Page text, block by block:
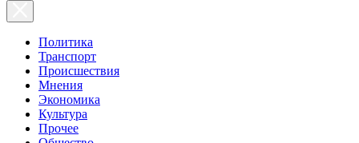
Политика
Транспорт
Происшествия
Мнения
Экономика
Культура
Прочее